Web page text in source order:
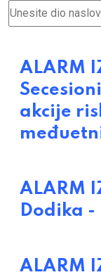
Unesite dio
ALARM
akcije
ALARM
Dodika -
ALARM